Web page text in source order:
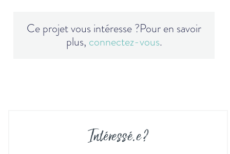
Ce projet vous intéresse ?Pour en savoir
plus, connectez-vous.
Intéressé.e ?